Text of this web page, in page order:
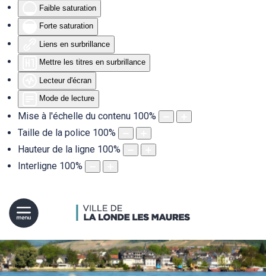
Faible saturation
Forte saturation
Liens en surbrillance
Mettre les titres en surbrillance
Lecteur d'écran
Mode de lecture
Mise à l'échelle du contenu 100%
Taille de la police 100%
Hauteur de la ligne 100%
Interligne 100%